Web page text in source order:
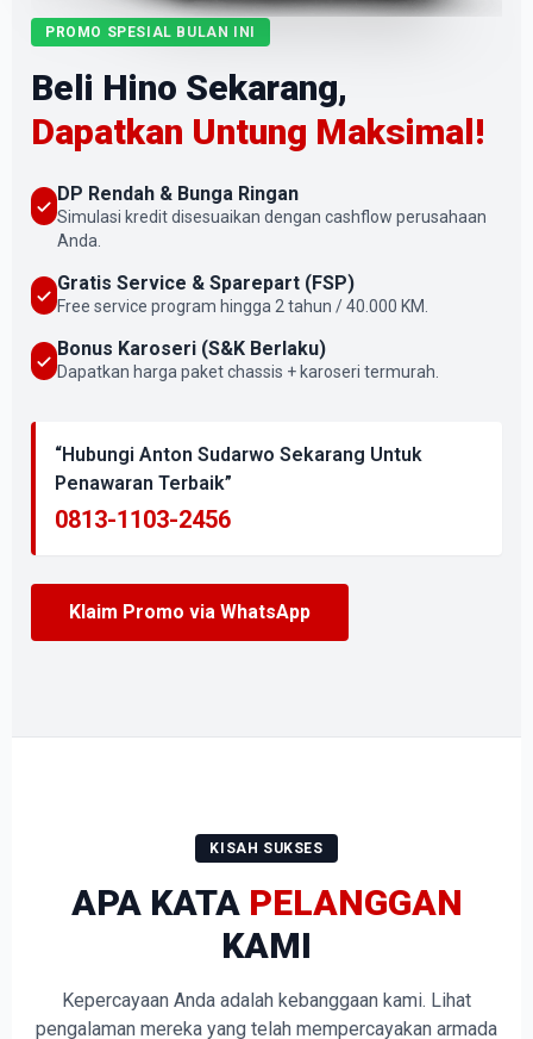
PROMO SPESIAL BULAN INI
Beli Hino Sekarang,
Dapatkan Untung Maksimal!
DP Rendah & Bunga Ringan
Simulasi kredit disesuaikan dengan cashflow perusahaan
Anda.
Gratis Service & Sparepart (FSP)
Free service program hingga 2 tahun / 40.000 KM.
Bonus Karoseri (S&K Berlaku)
Dapatkan harga paket chassis + karoseri termurah.
“Hubungi Anton Sudarwo Sekarang Untuk
Penawaran Terbaik”
0813-1103-2456
Klaim Promo via WhatsApp
KISAH SUKSES
APA KATA PELANGGAN
KAMI
Kepercayaan Anda adalah kebanggaan kami. Lihat
pengalaman mereka yang telah mempercayakan armada